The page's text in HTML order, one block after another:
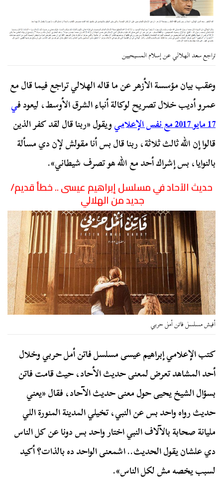
تراجع سعد الهلالي عن إسلام المسيحيين
وعقب بيان مؤسسة الأزهر عن ما قاله الهلالي تراجع فيما قال مع
عمرو أديب خلال تصريح لوكالة أنباء الشرق الأوسط، ليعود في
17 مايو 2017 مع نفس الإعلامي
ويقول «ربنا قال لقد كفر الذين
قالوا إن الله ثالث ثلاثة، ربنا قال بس أنا مقولش لإن دي مسألة
بالنوايا، بس إشراك أحد مع الله هو تصرف شيطاني».
حديث الآحاد في مسلسل إبراهيم عيسى .. خطأ قديم/
جديد من الهلالي
أفيش مسلسل فاتن أمل حربي
كتب الإعلامي إبراهيم عيسى مسلسل فاتن أمل حربي وخلال
أحد المشاهد تعرض لمعنى حديث الأحاد، حيث قامت فاتن
بسؤال الشيخ يحيى حول معنى حديث الآحاد، فقال «يعني
حديث رواه واحد بس عن النبي، تخيلي المدينة المنورة اللي
مليانة صحابة بالآلاف النبي اختار واحد بس دونا عن كل الناس
دي علشان يقول الحديث.. اشمعنى الواحد ده بالذات؟ أكيد
لسبب يخصه مش لكل الناس».